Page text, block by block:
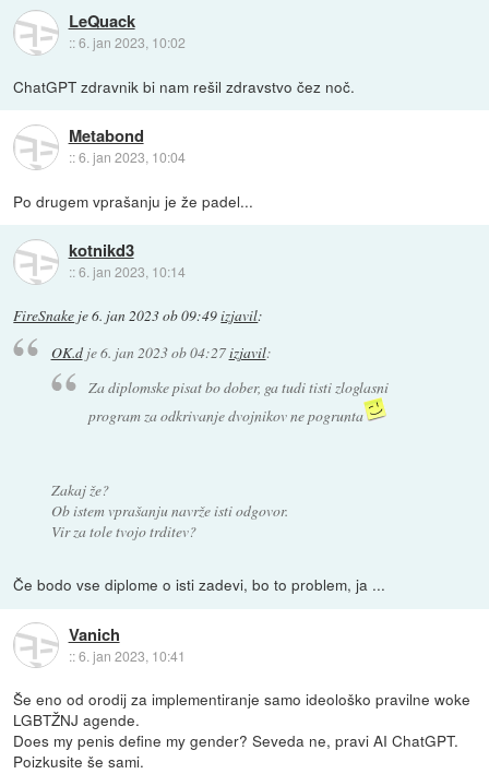
LeQuack
::6. jan 2023, 10:02
ChatGPT zdravnik bi nam rešil zdravstvo čez noč.
Metabond
::6. jan 2023, 10:04
Po drugem vprašanju je že padel...
kotnikd3
::6. jan 2023, 10:14
FireSnake je6. jan 2023 ob 09:49izjavil:
OK.dje6. jan 2023 ob 04:27izjavil:
Za diplomske pisat bo dober, ga tudi tisti zloglasni
program za odkrivanje dvojnikov ne pogrunta
Zakaj že?
Ob istem vprašanju navrže isti odgovor.
Vir za tole tvojo trditev?
Če bodo vse diplome o isti zadevi, bo to problem, ja ...
Vanich
::6. jan 2023, 10:41
Še eno od orodij za implementiranje samo ideološko pravilne woke
LGBTŽNJ agende.
Does my penis define my gender? Seveda ne, pravi AI ChatGPT.
Poizkusite še sami.